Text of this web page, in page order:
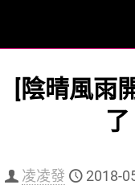
[陰晴風雨
凌凌發 2018-